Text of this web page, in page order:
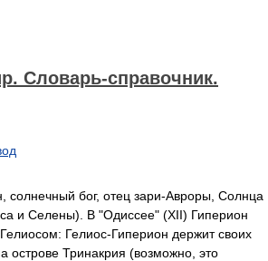
Словарь-справочник.
солнечный бог, отец зари-Авроры, Солнца
и Селены). В "Одиссее" (XII) Гиперион
Гелиос-Гиперион держит своих
острове Тринакрия (возможно, это